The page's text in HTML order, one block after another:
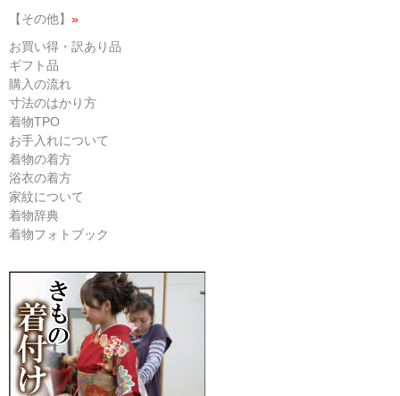
【その他】 »
お買い得・訳あり品
ギフト品
購入の流れ
寸法のはかり方
着物TPO
お手入れについて
着物の着方
浴衣の着方
家紋について
着物辞典
着物フォトブック